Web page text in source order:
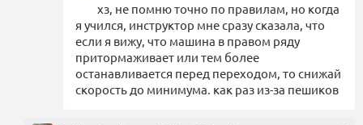
хз, не помню точно по правилам, но когда
я учился, инструктор мне сразу сказала, что
если я вижу, что машина в правом ряду
притормаживает или тем более
останавливается перед переходом, то снижай
скорость до минимума. как раз из-за пешиков